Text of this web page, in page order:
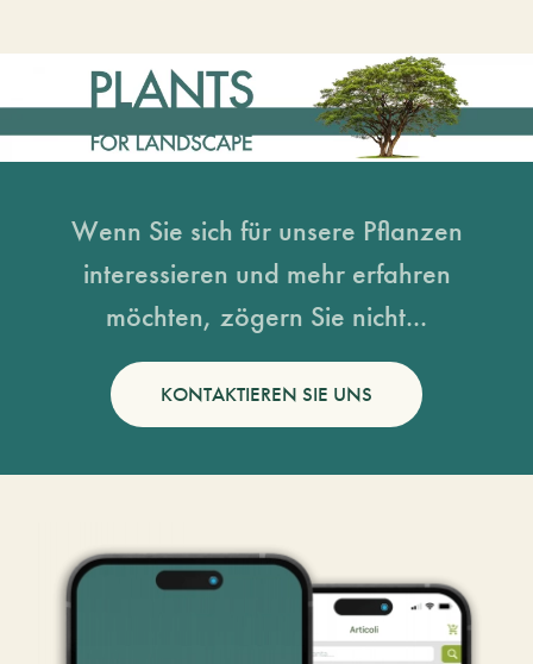
Wenn Sie sich für unsere Pflanzen
interessieren und mehr erfahren
möchten, zögern Sie nicht...
KONTAKTIEREN SIE UNS